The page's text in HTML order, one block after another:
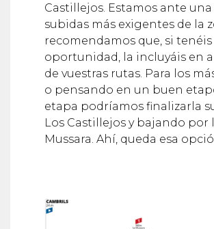
Castillejos. Estamos ante una
subidas más exigentes de la
recomendamos que, si tenéis
oportunidad, la incluyáis en
de vuestras rutas. Para los
o pensando en un buen
etapa podríamos finalizarla
Los Castillejos y bajando por
Mussara. Ahí, queda esa